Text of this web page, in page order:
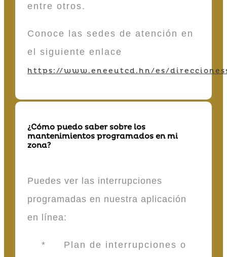
entre otros.
Conoce las sedes de atención en
el siguiente enlace
https://www.eneeutcd.hn/es/
¿Cómo puedo saber sobre los
mantenimientos programados en mi
zona?
Puedes ver las interrupciones
programadas en nuestra aplicación
en línea:
* Plan de interrupciones o